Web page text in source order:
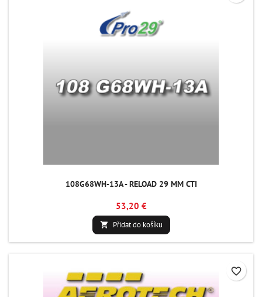
108G68WH-13A - RELOAD 29 MM CTI
53,20 €
 Přidat do košíku
favorite_border